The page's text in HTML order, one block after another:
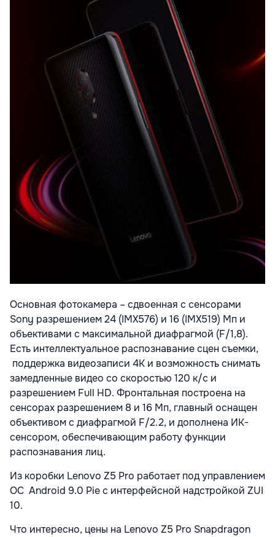
Основная фотокамера – сдвоенная с сенсорами
Sony разрешением 24 (IMX576) и 16 (IMX519) Мп и
объективами с максимальной диафрагмой (F/1,8).
Есть интеллектуальное распознавание сцен съемки,
поддержка видеозаписи 4К и возможность снимать
замедленные видео со скоростью 120 к/с и
разрешением Full HD. Фронтальная построена на
сенсорах разрешением 8 и 16 Мп, главный оснащен
объективом с диафрагмой F/2.2, и дополнена ИК-
сенсором, обеспечивающим работу функции
распознавания лиц.
Из коробки Lenovo Z5 Pro работает под управлением
ОС Android 9.0 Pie с интерфейсной надстройкой ZUI
10.
Что интересно, цены на Lenovo Z5 Pro Snapdragon